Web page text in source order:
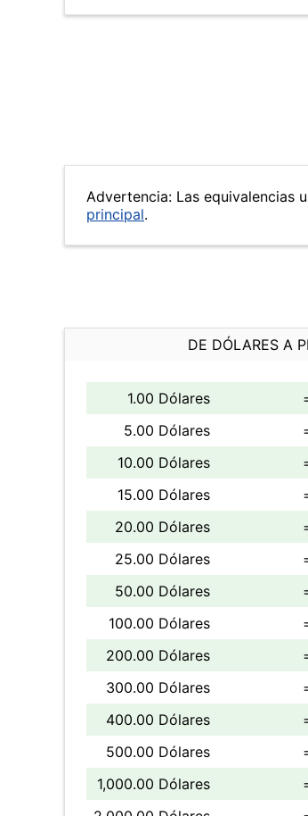
Advertencia: Las equivalencias
principal.
DE DÓLARES A
1.00 Dólares
5.00 Dólares
10.00 Dólares
15.00 Dólares
20.00 Dólares
25.00 Dólares
50.00 Dólares
100.00 Dólares
200.00 Dólares
300.00 Dólares
400.00 Dólares
500.00 Dólares
1,000.00 Dólares